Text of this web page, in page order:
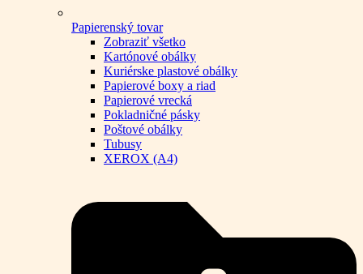
Papierenský tovar
Zobraziť všetko
Kartónové obálky
Kuriérske plastové obálky
Papierové boxy a riad
Papierové vrecká
Pokladničné pásky
Poštové obálky
Tubusy
XEROX (A4)